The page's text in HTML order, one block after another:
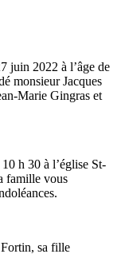
juin 2022 à l’âge de
monsieur Jacques
Marie Gingras et
h 30 à l’église St-
famille vous
sa fille